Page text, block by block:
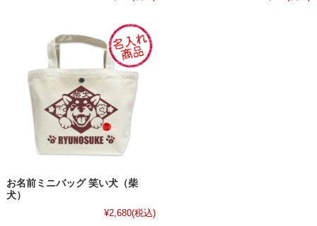
お名前ミニバッグ 笑い犬（柴
犬）
¥2,680(税込)